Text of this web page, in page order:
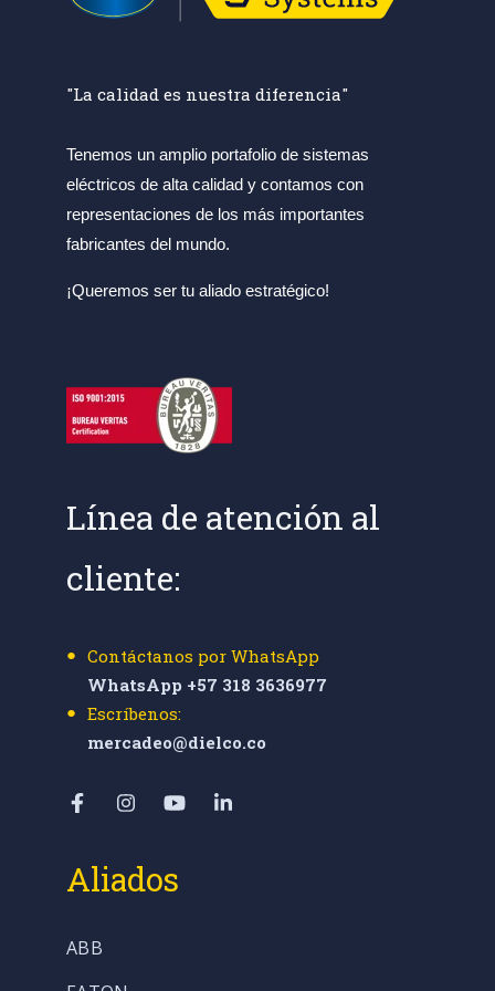
"La calidad es nuestra diferencia"
Tenemos un amplio portafolio de sistemas
eléctricos de alta calidad y contamos con
representaciones de los más importantes
fabricantes del mundo.
¡Queremos ser tu aliado estratégico!
Línea de atención al
cliente:
Contáctanos por WhatsApp
WhatsApp +57 318 3636977
Escríbenos:
mercadeo@dielco.co
Aliados
ABB